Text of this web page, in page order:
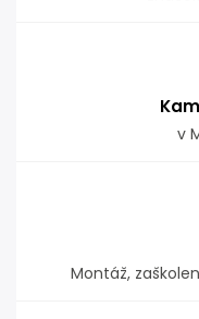
v
Montáž,